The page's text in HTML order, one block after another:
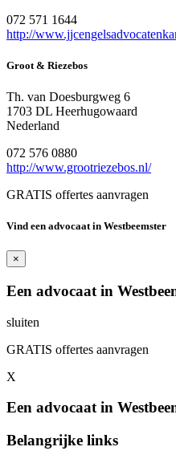
072 571 1644
http://
Groot & Riezebos
Th. van Doesburgweg 6
1703 DL Heerhugowaard
Nederland
072 576 0880
http://www.grootriezebos.nl/
GRATIS offertes aanvragen
Vind een advocaat in Westbeemster
×
Een advocaat in
sluiten
GRATIS offertes aanvragen
X
Een advocaat in
Belangrijke links